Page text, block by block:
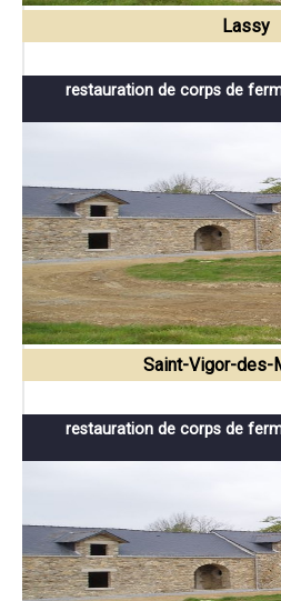
Lassy
restauration de corps de
Saint-Vigor-des-
restauration de corps de